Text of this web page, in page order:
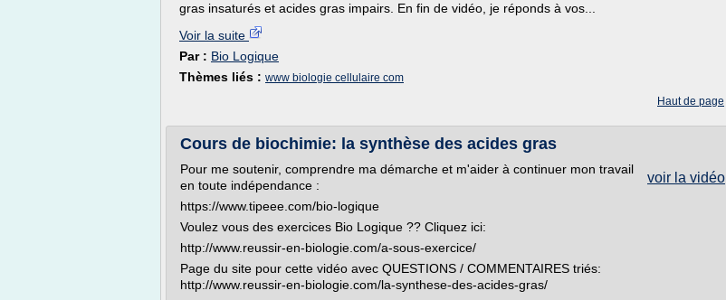
gras insaturés et acides gras impairs. En fin de vidéo, je réponds à vos...
Voir la suite
Par : Bio Logique
Thèmes liés : www biologie cellulaire com
Haut de page
Cours de biochimie: la synthèse des acides gras
voir la vidéo
Pour me soutenir, comprendre ma démarche et m'aider à continuer mon travail
en toute indépendance :
https://www.tipeee.com/bio-logique
Voulez vous des exercices Bio Logique ?? Cliquez ici:
http://www.reussir-en-biologie.com/a-sous-exercice/
Page du site pour cette vidéo avec QUESTIONS / COMMENTAIRES triés:
http://www.reussir-en-biologie.com/la-synthese-des-acides-gras/